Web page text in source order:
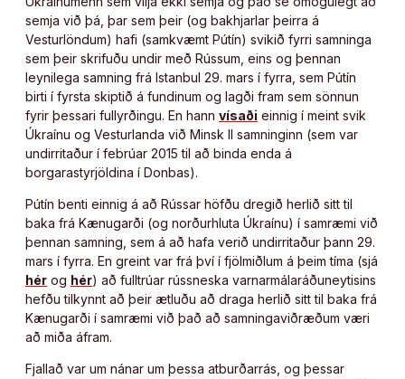
semja við þá, þar sem þeir (og bakhjarlar þeirra á
Vesturlöndum) hafi (samkvæmt Pútín) svikið fyrri samninga
sem þeir skrifuðu undir með Rússum, eins og þennan
leynilega samning frá Istanbul 29. mars í fyrra, sem Pútín
birti í fyrsta skiptið á fundinum og lagði fram sem sönnun
fyrir þessari fullyrðingu. En hann vísaði einnig í meint svik
Úkraínu og Vesturlanda við Minsk II samninginn (sem var
undirritaður í febrúar 2015 til að binda enda á
borgarastyrjöldina í Donbas).
Pútín benti einnig á að Rússar höfðu dregið herlið sitt til
baka frá Kænugarði (og norðurhluta Úkraínu) í samræmi við
þennan samning, sem á að hafa verið undirritaður þann 29.
mars í fyrra. En greint var frá því í fjölmiðlum á þeim tíma (sjá
hér og hér) að fulltrúar rússneska varnarmálaráðuneytisins
hefðu tilkynnt að þeir ætluðu að draga herlið sitt til baka frá
Kænugarði í samræmi við það að samningaviðræðum væri
að miða áfram.
Fjallað var um nánar um þessa atburðarrás, og þessar